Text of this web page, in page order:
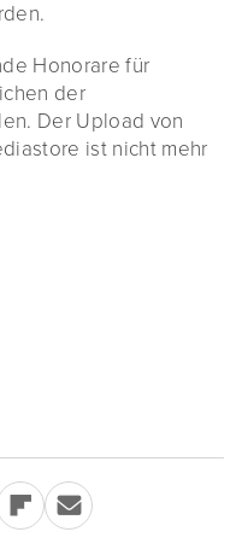
Honorare für
der
Der Upload von
ist nicht mehr